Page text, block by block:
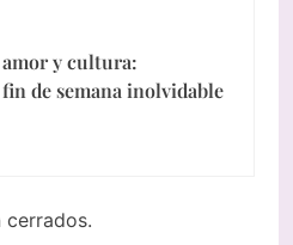
y cultura:
de semana inolvidable
cerrados.